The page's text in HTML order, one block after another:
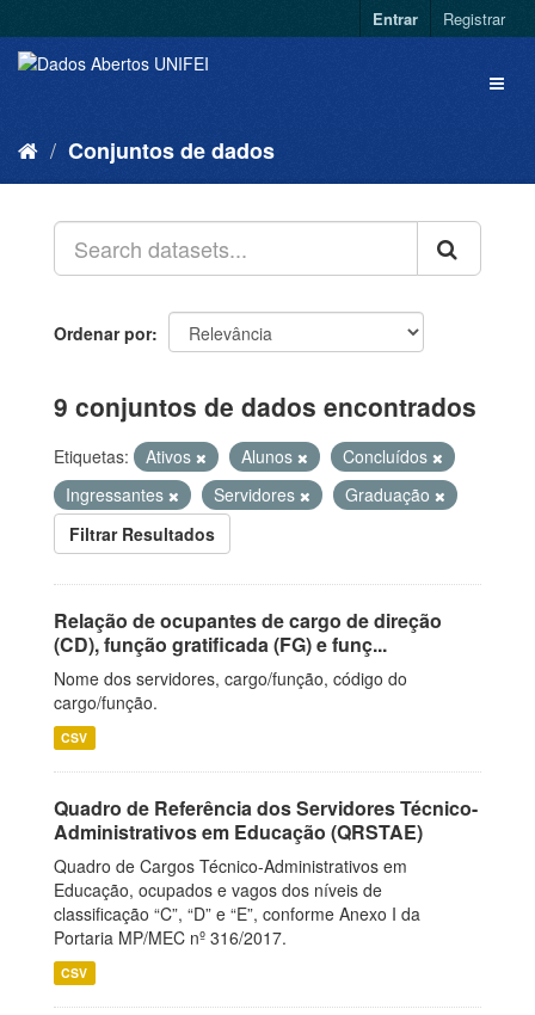
Entrar Registrar
Conjuntos de dados
Ordenar por
9 conjuntos de dados encontrados
Etiquetas: Ativos Alunos
Concluídos
Ingressantes
Servidores
Graduação
Filtrar Resultados
Relação de ocupantes de cargo de direção
(CD), função gratificada (FG) e funç...
Nome dos servidores, cargo/função, código do
cargo/função.
CSV
Quadro de Referência dos Servidores Técnico-
Administrativos em Educação (QRSTAE)
Quadro de Cargos Técnico-Administrativos em
Educação, ocupados e vagos dos níveis de
classificação “C”, “D” e “E”, conforme Anexo I da
Portaria MP/MEC nº 316/2017.
CSV